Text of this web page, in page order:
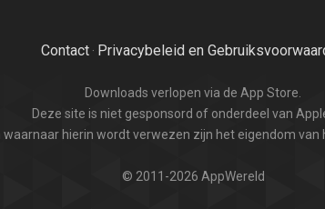
Contact· Privacybeleid en
Downloads verlopen via de App Store.
Deze site is niet gesponsord of onderdeel van
hierin wordt verwezen zijn het eigendom van
© 2011-2026 AppWereld